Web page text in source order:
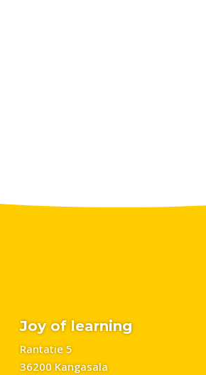
Joy of learning
Rantatie 5
36200 Kangasala